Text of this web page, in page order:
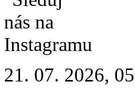
21. 07. 2026,